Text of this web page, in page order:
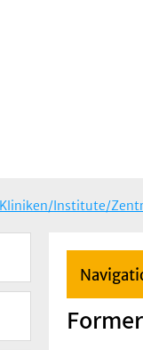
Kliniken/Institute/